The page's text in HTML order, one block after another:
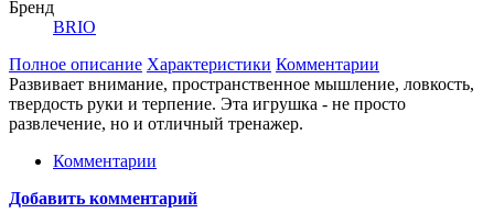
Бренд
BRIO
Полное описание Характеристики Комментарии
Развивает внимание, пространственное мышление, ловкость,
твердость руки и терпение. Эта игрушка - не просто
развлечение, но и отличный тренажер.
Комментарии
Добавить комментарий